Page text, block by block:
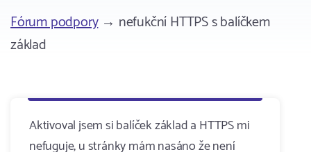
Fórum podpory→ nefukční HTTPS s balíčkem
základ
Aktivoval jsem si balíček základ a HTTPS mi
nefuguje, u stránky mám nasáno že není